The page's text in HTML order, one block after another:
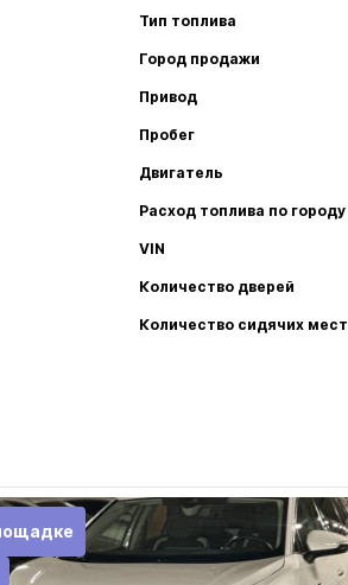
Тип топлива
Город продажи
Привод
Пробег
Двигатель
Расход топлива по городу
VIN
Количество дверей
Количество сидячих мест